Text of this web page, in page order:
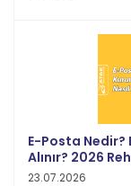
E-Posta Nedir?
Alınır? 2026
23.07.2026